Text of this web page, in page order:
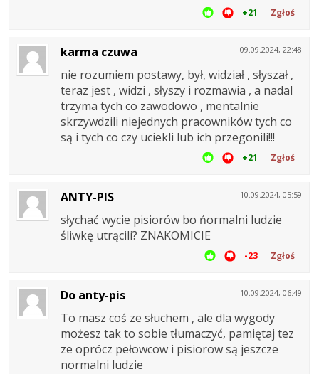
+21 Zgłoś
09.09.2024, 22:48
karma czuwa
nie rozumiem postawy, był, widział , słyszał ,
teraz jest , widzi , słyszy i rozmawia , a nadal
trzyma tych co zawodowo , mentalnie
skrzywdzili niejednych pracowników tych co
są i tych co czy uciekli lub ich przegonili!!!
+21 Zgłoś
10.09.2024, 05:59
ANTY-PIS
słychać wycie pisiorów bo ńormalni ludzie
śliwkę utrącili? ZNAKOMICIE
-23 Zgłoś
10.09.2024, 06:49
Do anty-pis
To masz coś ze słuchem , ale dla wygody
możesz tak to sobie tłumaczyć, pamiętaj tez
ze oprócz pełowcow i pisiorow są jeszcze
normalni ludzie